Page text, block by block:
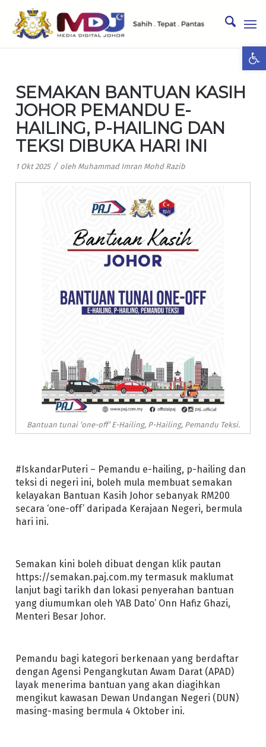
SEMAKAN BANTUAN KASIH
JOHOR PEMANDU E-
HAILING, P-HAILING DAN
TEKSI DIBUKA HARI INI
1 Okt 2025 / oleh Muhammad Imran Mohd Razib
Bantuan tunai ‘one-off’ E-Hailing, P-Hailing, Pemandu Teksi.
#IskandarPuteri – Pemandu e-hailing, p-hailing dan
teksi di negeri ini, boleh mula membuat semakan
kelayakan Bantuan Kasih Johor sebanyak RM200
secara ‘one-off’ daripada Kerajaan Negeri, bermula
hari ini.
Semakan kini boleh dibuat dengan klik pautan
https://semakan.paj.com.my termasuk maklumat
lanjut bagi tarikh dan lokasi penyerahan bantuan
yang diumumkan oleh YAB Dato’ Onn Hafiz Ghazi,
Menteri Besar Johor.
Pemandu bagi kategori berkenaan yang berdaftar
dengan Agensi Pengangkutan Awam Darat (APAD)
layak menerima bantuan yang akan diagihkan
mengikut kawasan Dewan Undangan Negeri (DUN)
masing-masing bermula 4 Oktober ini.